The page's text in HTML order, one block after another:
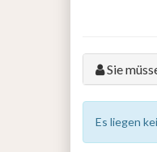
Sie
Es liegen